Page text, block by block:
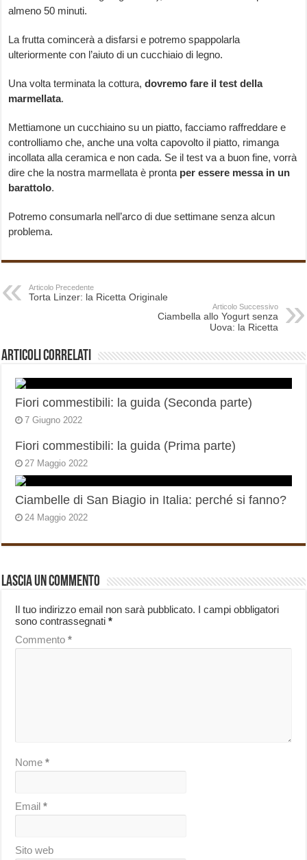
almeno 50 minuti.
La frutta comincerà a disfarsi e potremo spappolarla
ulteriormente con l’aiuto di un cucchiaio di legno.
Una volta terminata la cottura,dovremo fare il test della
marmellata.
Mettiamone un cucchiaino su un piatto, facciamo raffreddare e
controlliamo che, anche una volta capovolto il piatto, rimanga
incollata alla ceramica e non cada. Se il test va a buon fine, vorrà
dire che la nostra marmellata è pronta per essere messa in un
barattolo.
Potremo consumarla nell’arco di due settimane senza alcun
problema.
Articolo Precedente
Torta Linzer: la Ricetta Originale
Articolo Successivo
Ciambella allo Yogurt senza
Uova: la Ricetta
Articoli correlati
Fiori commestibili: la guida (Seconda parte)
7 Giugno 2022
Fiori commestibili: la guida (Prima parte)
27 Maggio 2022
Ciambelle di San Biagio in Italia: perché si fanno?
24 Maggio 2022
Lascia un commento
Il tuo indirizzo email non sarà pubblicato. I campi obbligatori
sono contrassegnati*
Commento*
Nome*
Email*
Sito web